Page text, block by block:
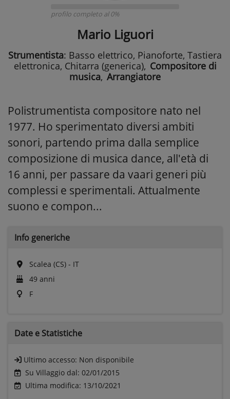
profilo completo al 0%
Mario Liguori
Strumentista: Basso elettrico, Pianoforte, Tastiera
elettronica, Chitarra (generica), Compositore di
musica, Arrangiatore
Polistrumentista compositore nato nel
1977. Ho sperimentato diversi ambiti
sonori, partendo prima dalla semplice
composizione di musica dance, all'età di
16 anni, per passare da vaari generi più
complessi e sperimentali. Attualmente
suono e compon...
Info generiche
Scalea (CS) - IT
49 anni
F
Date e Statistiche
Ultimo accesso: Non disponibile
Su Villaggio dal: 02/01/2015
Ultima modifica: 13/10/2021